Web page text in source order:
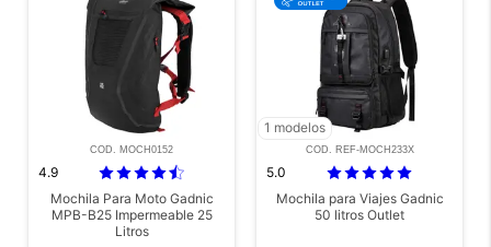
COD. MOCH0152
4.9
Mochila Para Moto Gadnic
MPB-B25 Impermeable 25
Litros
1 modelos
COD. REF-MOCH233X
5.0
Mochila para Viajes Gadnic
50 litros Outlet